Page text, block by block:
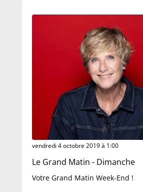
vendredi 4 octobre 2019 à 1:00
Le Grand Matin - Dimanche
Votre Grand Matin Week-End !